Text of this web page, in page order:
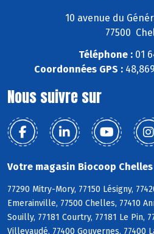
10 avenue du
77500
Téléphone :01
Coordonnées GPS :
Nous suivre sur
Votre magasin Biocoop
77290 Mitry-Mory, 77150 Lésigny,
Emerainville, 77500 Chelles, 77410
Souilly, 77181 Courtry, 77181 Le Pin,
Villevaudé, 77400 Gouvernes, 77400